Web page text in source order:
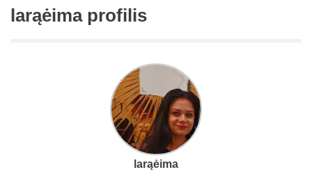
larąėima profilis
larąėima